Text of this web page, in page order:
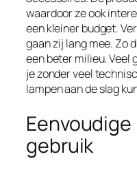
waardoor ze ook
een kleiner budget.
gaan zij lang mee. Zo
een beter milieu. Veel
je zonder veel
lampen aan de slag
gebruik